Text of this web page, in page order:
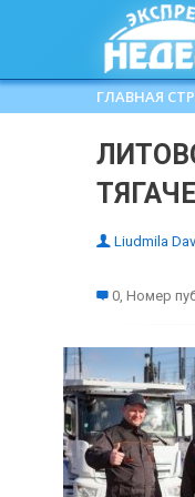
ГЛАВНАЯ
Liudmila
0, Номер